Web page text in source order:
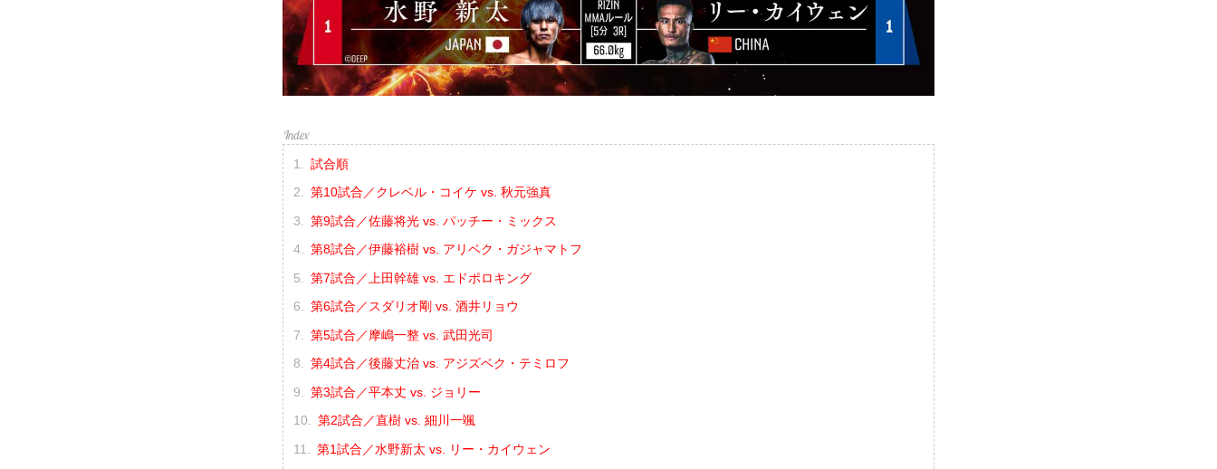
試合順
第10試合／クレベル・コイケ vs. 秋元強真
第9試合／佐藤将光 vs. パッチー・ミックス
第8試合／伊藤裕樹 vs. アリベク・ガジャマトフ
第7試合／上田幹雄 vs. エドポロキング
第6試合／スダリオ剛 vs. 酒井リョウ
第5試合／摩嶋一整 vs. 武田光司
第4試合／後藤丈治 vs. アジズベク・テミロフ
第3試合／平本丈 vs. ジョリー
第2試合／直樹 vs. 細川一颯
第1試合／水野新太 vs. リー・カイウェン